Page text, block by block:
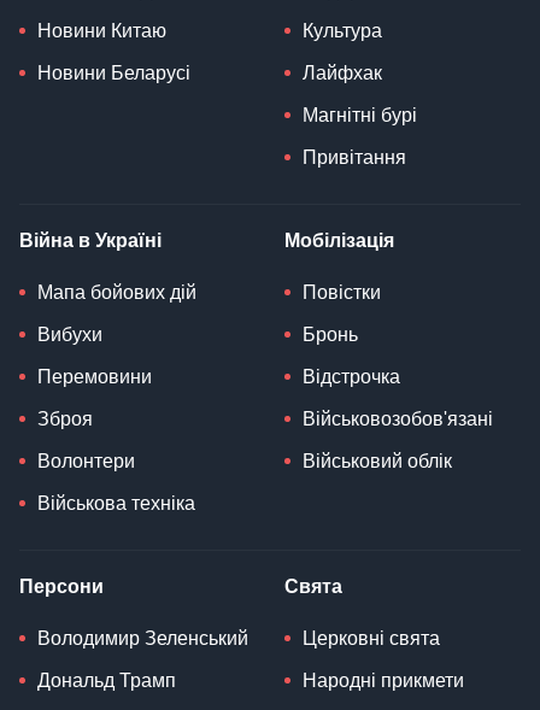
Новини Китаю
Новини Беларусі
Культура
Лайфхак
Магнітні бурі
Привітання
Війна в Україні
Мапа бойових дій
Вибухи
Перемовини
Зброя
Волонтери
Військова техніка
Мобілізація
Повістки
Бронь
Відстрочка
Військовозобов'язані
Військовий облік
Персони
Володимир Зеленський
Дональд Трамп
Свята
Церковні свята
Народні прикмети